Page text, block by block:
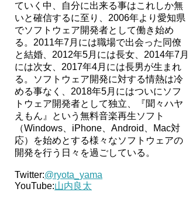
ていく中、自分に出来る事はこれしか無
いと確信するに至り、2006年より愛知県
でソフトウェア開発者として働き始め
る。2011年7月には職場で出会った同僚
と結婚、2012年5月には長女、2014年7月
には次女、2017年4月には長男が生まれ
る。ソフトウェア開発に対する情熱は冷
める事なく、2018年5月にはついにソフ
トウェア開発者として独立、『聞々ハヤ
えもん』という無料音楽再生ソフト
（Windows、iPhone、Android、Mac対
応）を始めとする様々なソフトウェアの
開発を行う日々を過ごしている。
Twitter:@ryota_yama
YouTube:山内良太